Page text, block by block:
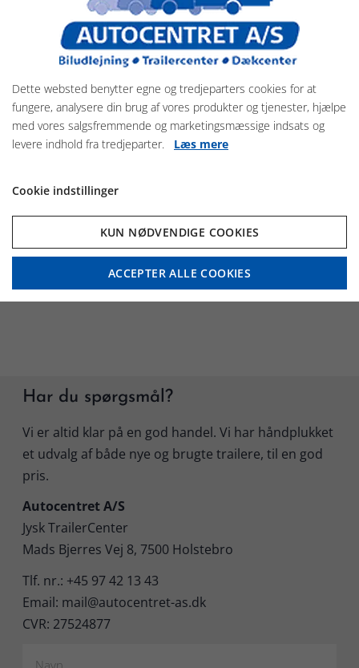
Gold Origins Alu
Har du spørgsmål?
Vi er altid klar på en god handel. Vi har håndplukket
et udvalg af både nye og brugte trailere, til en god
pris.
Autocentret A/S
Jysk TrailerCenter
Mads Bjerres Vej 8, 7500 Holstebro
Tlf. nr.: +45 97 42 13 43
Email: mail@autocentret-as.dk
CVR: 27524877
Dette websted benytter egne og tredjeparters cookies for at
fungere, analysere din brug af vores produkter og tjenester, hjælpe
med vores salgsfremmende og marketingsmæssige indsats og
levere indhold fra tredjeparter. Læs mere
Cookie indstillinger
KUN NØDVENDIGE COOKIES
ACCEPTER ALLE COOKIES